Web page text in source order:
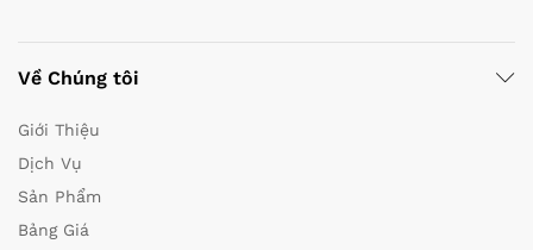
Về Chúng tôi
Giới Thiệu
Dịch Vụ
Sản Phẩm
Bảng Giá